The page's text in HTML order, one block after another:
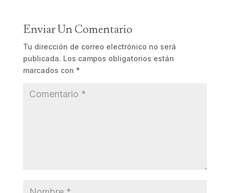
Enviar Un Comentario
Tu dirección de correo electrónico no será
publicada. Los campos obligatorios están
marcados con *